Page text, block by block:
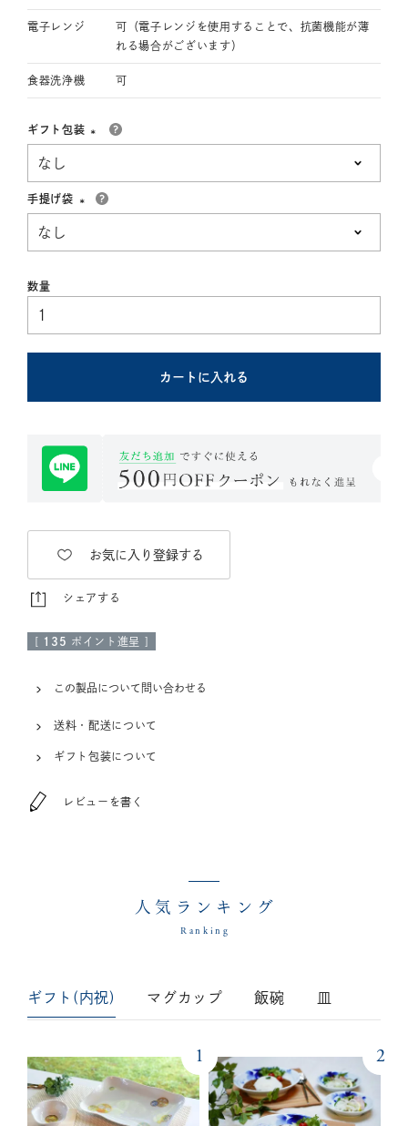
電子レンジ
可（電子レンジを使用することで、抗菌機能が薄
れる場合がございます）
食器洗浄機 可
ギフト包装
手提げ袋
カートに入れる
お気に入り登録する
シェアする
[ 135 ポイント進呈 ]
この製品について問い合わせる
送料・配送について
ギフト包装について
レビューを書く
人気ランキング
Ranking
ギフト(内祝) マグカップ 飯碗 皿
1 2